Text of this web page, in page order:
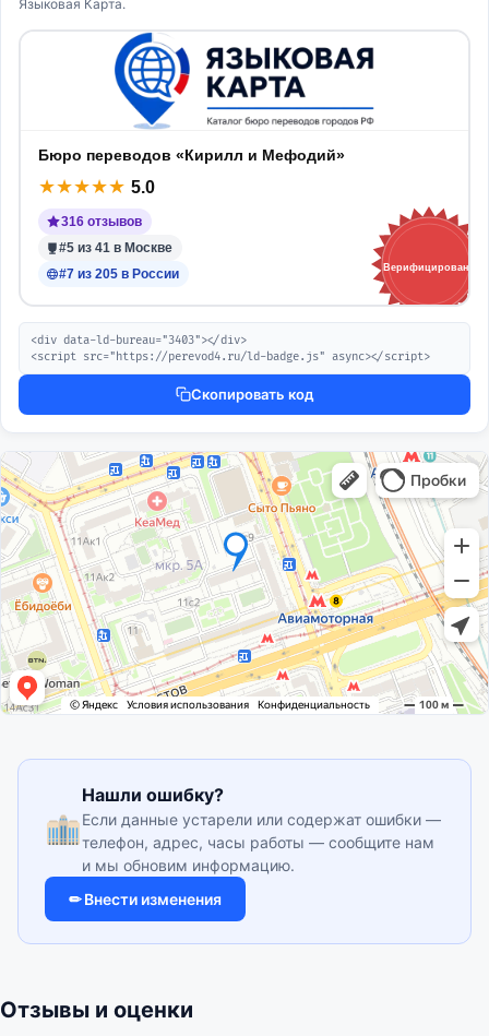
Языковая Карта.
Бюро переводов «Кирилл и Мефодий»
★★★★★ 5.0
316 отзывов
#5 из 41 в Москве
#7 из 205 в России
Верифицировано
<div data-ld-bureau="3403"></div>
<script src="https://perevod4.ru/ld-badge.js" async></script>
Скопировать код
Нашли ошибку?
Если данные устарели или содержат ошибки —
телефон, адрес, часы работы — сообщите нам
и мы обновим информацию.
✏ Внести изменения
Отзывы и оценки